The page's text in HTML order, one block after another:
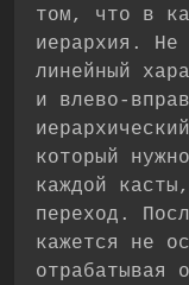
том, что в
иерархия. Не
линейный
и влево-
который
каждой
переход.
кажется не
отрабатывая